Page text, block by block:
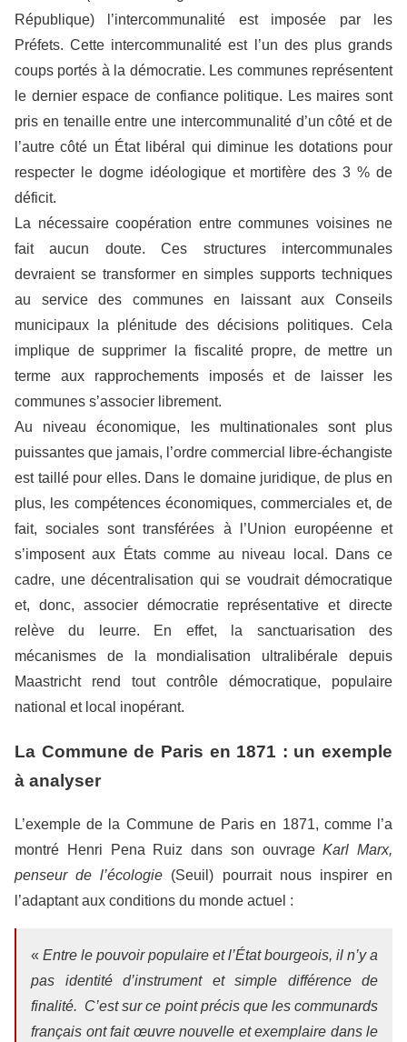
République) l’intercommunalité est imposée par les
Préfets. Cette intercommunalité est l’un des plus grands
coups portés à la démocratie. Les communes représentent
le dernier espace de confiance politique. Les maires sont
pris en tenaille entre une intercommunalité d’un côté et de
l’autre côté un État libéral qui diminue les dotations pour
respecter le dogme idéologique et mortifère des 3 % de
déficit.
La nécessaire coopération entre communes voisines ne
fait aucun doute. Ces structures intercommunales
devraient se transformer en simples supports techniques
au service des communes en laissant aux Conseils
municipaux la plénitude des décisions politiques. Cela
implique de supprimer la fiscalité propre, de mettre un
terme aux rapprochements imposés et de laisser les
communes s’associer librement.
Au niveau économique, les multinationales sont plus
puissantes que jamais, l’ordre commercial libre-échangiste
est taillé pour elles. Dans le domaine juridique, de plus en
plus, les compétences économiques, commerciales et, de
fait, sociales sont transférées à l’Union européenne et
s’imposent aux États comme au niveau local. Dans ce
cadre, une décentralisation qui se voudrait démocratique
et, donc, associer démocratie représentative et directe
relève du leurre. En effet, la sanctuarisation des
mécanismes de la mondialisation ultralibérale depuis
Maastricht rend tout contrôle démocratique, populaire
national et local inopérant.
La Commune de Paris en 1871 : un exemple
à analyser
L’exemple de la Commune de Paris en 1871, comme l’a
montré Henri Pena Ruiz dans son ouvrageKarl Marx,
penseur de l’écologie (Seuil) pourrait nous inspirer en
l’adaptant aux conditions du monde actuel :
« Entre le pouvoir populaire et l’État bourgeois, il n’y a
pas identité d’instrument et simple différence de
finalité. C’est sur ce point précis que les communards
français ont fait œuvre nouvelle et exemplaire dans le